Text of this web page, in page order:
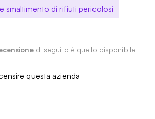
smaltimento di rifiuti pericolosi
di seguito è quello disponibile
questa azienda